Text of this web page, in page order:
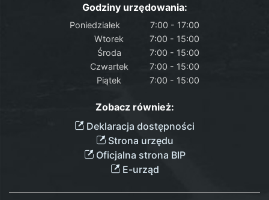
Godziny urzędowania:
Poniedziałek
7:00 - 17:00
Wtorek
7:00 - 15:00
Środa
7:00 - 15:00
Czwartek
7:00 - 15:00
Piątek
7:00 - 15:00
Zobacz również:
Deklaracja dostępności
Strona urzędu
Oficjalna strona BIP
E-urząd